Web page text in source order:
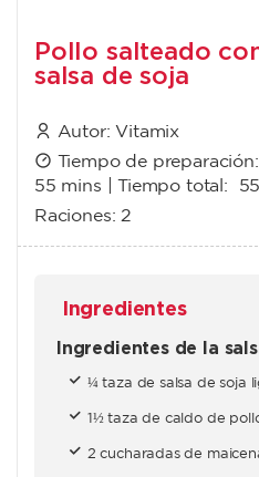
Pollo salteado
salsa de soja
Autor: Vitamix
Tiempo de
55 mins | Tiempo total:
Raciones:2
Ingredientes
Ingredientes de la
¼ taza de salsa de soja
1½ taza de caldo de
2 cucharadas de